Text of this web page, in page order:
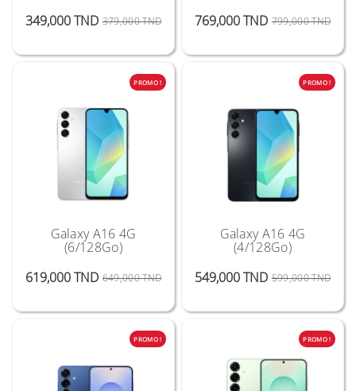
349,000 TND 379,000 TNDPrix Public
Prix
769,000 TND 799,000 TNDPrix
Prix
PROMO !
Galaxy A16 4G
(6/128Go)
619,000 TND 649,000 TNDPrix Public
Prix
PROMO !
Galaxy A16 4G
(4/128Go)
549,000 TND 599,000 TNDPrix
Prix
PROMO ! PROMO !